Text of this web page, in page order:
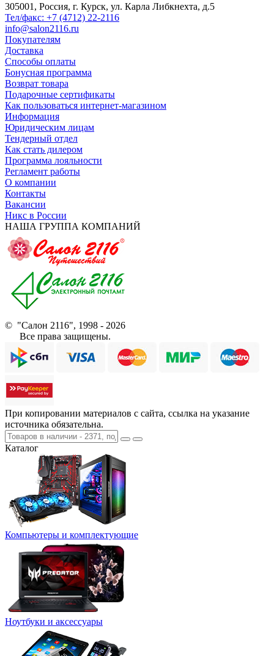
305001, Россия, г. Курск, ул. Карла Либкнехта, д.5
Тел/факс: +7 (4712) 22-2116
info@salon2116.ru
Покупателям
Доставка
Способы оплаты
Бонусная программа
Возврат товара
Подарочные сертификаты
Как пользоваться интернет-магазином
Информация
Юридическим лицам
Тендерный отдел
Как стать дилером
Программа лояльности
Регламент работы
О компании
Контакты
Вакансии
Никс в России
НАША ГРУППА КОМПАНИЙ
© "Салон 2116", 1998 - 2026
Все права защищены.
При копировании материалов с сайта, ссылка на указание
источника обязательна.
Каталог
Компьютеры и комплектующие
Ноутбуки и аксессуары